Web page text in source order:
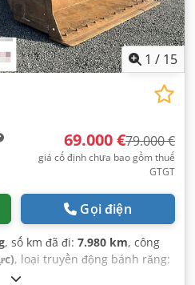
1 / 15
69.000 €79.000 €
giá cố định chưa bao gồm thuế
GTGT
Gọi điện
, số km đã đi: 7.980 km, công
, loại truyền động bánh răng: